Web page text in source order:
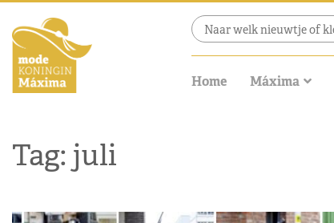
Home Máxima
Tag: juli